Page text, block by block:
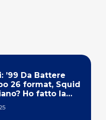
’99 Da Battere
26 format, Squid
Ho fatto la